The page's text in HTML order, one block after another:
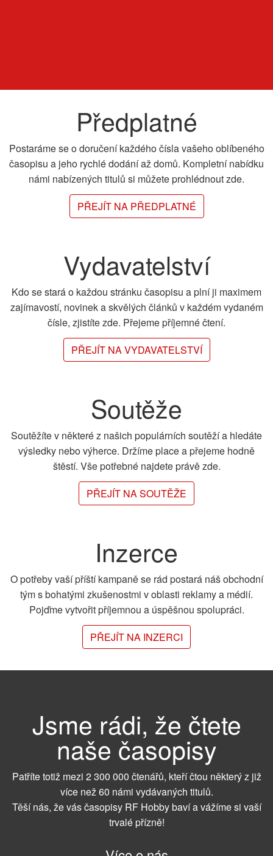
Předplatné
Postaráme se o doručení každého čísla vašeho oblíbeného
časopisu a jeho rychlé dodání až domů. Kompletní nabídku
námi nabízených titulů si můžete prohlédnout zde.
PŘEJÍT NA PŘEDPLATNÉ
Vydavatelství
Kdo se stará o každou stránku časopisu a plní ji maximem
zajímavostí, novinek a skvělých článků v každém vydaném
čísle, zjistíte zde. Přejeme příjemné čtení.
PŘEJÍT NA VYDAVATELSTVÍ
Soutěže
Soutěžíte v některé z našich populárních soutěží a hledáte
výsledky nebo výherce. Držíme place a přejeme hodně
štěstí. Vše potřebné najdete právě zde.
PŘEJÍT NA SOUTĚŽE
Inzerce
O potřeby vaší příští kampaně se rád postará náš obchodní
tým s bohatými zkušenostmi v oblasti reklamy a médií.
Pojďme vytvořit příjemnou a úspěšnou spolupráci.
PŘEJÍT NA INZERCI
Jsme rádi, že čtete
naše časopisy
Patříte totiž mezi 2 300 000 čtenářů, kteří čtou některý z již
více než 60 námi vydávaných titulů.
Těší nás, že vás časopisy RF Hobby baví a vážíme si vaší
trvalé přízně!